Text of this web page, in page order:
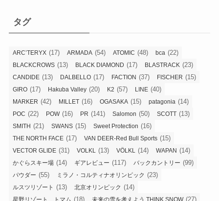
ー
タグ
ARC’TERYX (17) ARMADA (54) ATOMIC (48) bca (22)
BLACKCROWS (13) BLACK DIAMOND (17) BLASTRACK (23)
CANDIDE (13) DALBELLO (17) FACTION (37) FISCHER (15)
GIRO (17) Hakuba Valley (20) K2 (57) LINE (40)
MARKER (42) MILLET (16) OGASAKA (15) patagonia (14)
POC (22) POW(16) PR (141) Salomon (50) SCOTT (13)
SMITH (21) SWANS (15) Sweet Protection (16)
THE NORTH FACE (17) VAN DEER-Red Bull Sports (15)
VECTOR GLIDE (31) VOLKL (13) VÖLKL (14) WAPAN (14)
かぐらスキー場 (14) ギアレビュー (117) バックカントリー (99)
パウダー (55) ミラノ・コルティナオリンピック (23)
ルスツリゾート (13) 北京オリンピック (14)
星野リゾート トマム (18) 未来の雪を考えよう THINK SNOW(27)